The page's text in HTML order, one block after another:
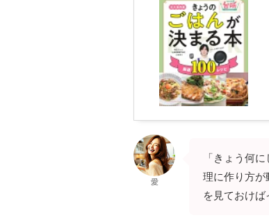
愛
「きょう何
理に作り方が
を見ておけ